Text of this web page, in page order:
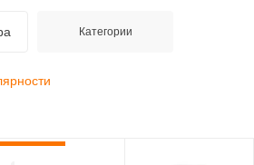
Категории